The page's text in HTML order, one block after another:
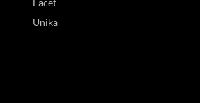
Facet
Unika